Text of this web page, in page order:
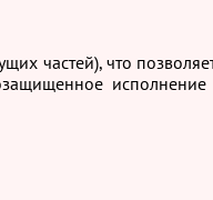
частей), что